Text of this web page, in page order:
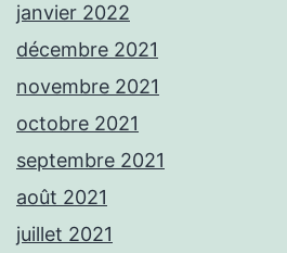
janvier 2022
décembre 2021
novembre 2021
octobre 2021
septembre 2021
août 2021
juillet 2021